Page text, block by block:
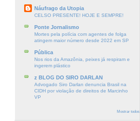
Náufrago da Utopia
CELSO PRESENTE! HOJE E SEMPRE!
Ponte Jornalismo
Mortes pela polícia com agentes de folga
atingem maior número desde 2022 em SP
Pública
Nos rios da Amazônia, peixes já respiram e
ingerem plástico
z BLOG DO SIRO DARLAN
Advogado Siro Darlan denuncia Brasil na
CIDH por violação de direitos de Marcinho
VP
Mostrar todos